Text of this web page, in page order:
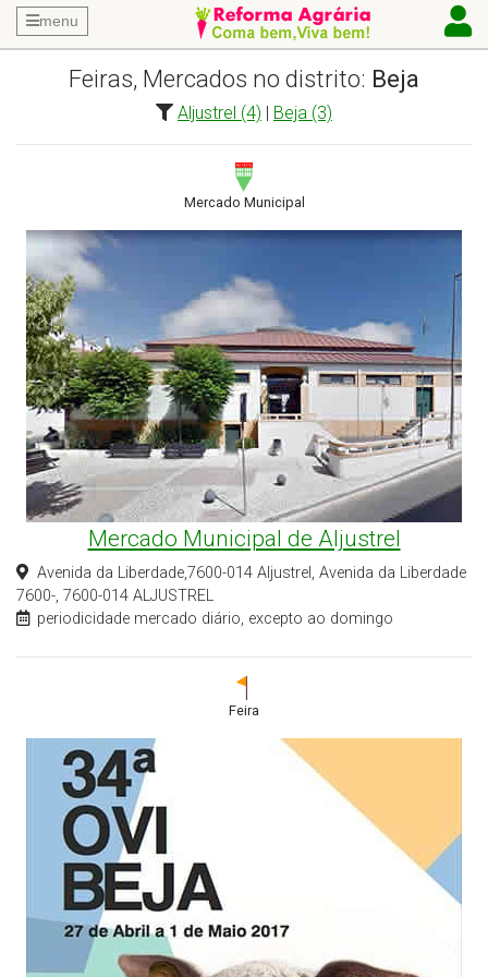
menu
Feiras, Mercados no distrito: Beja
Aljustrel (4) | Beja (3)
Mercado Municipal
Mercado Municipal de Aljustrel
Avenida da Liberdade,7600-014 Aljustrel, Avenida da Liberdade
7600-, 7600-014 ALJUSTREL
periodicidade mercado diário, excepto ao domingo
Feira